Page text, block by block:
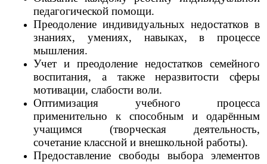
педагогической помощи.
Преодоление индивидуальных недостатков в
знаниях, умениях, навыках, в процессе
мышления.
Учет и преодоление недостатков семейного
воспитания, а также неразвитости сферы
мотивации, слабости воли.
Оптимизация учебного процесса
применительно к способным и одарённым
учащимся (творческая деятельность,
сочетание классной и внешкольной работы).
Предоставление свободы выбора элементов